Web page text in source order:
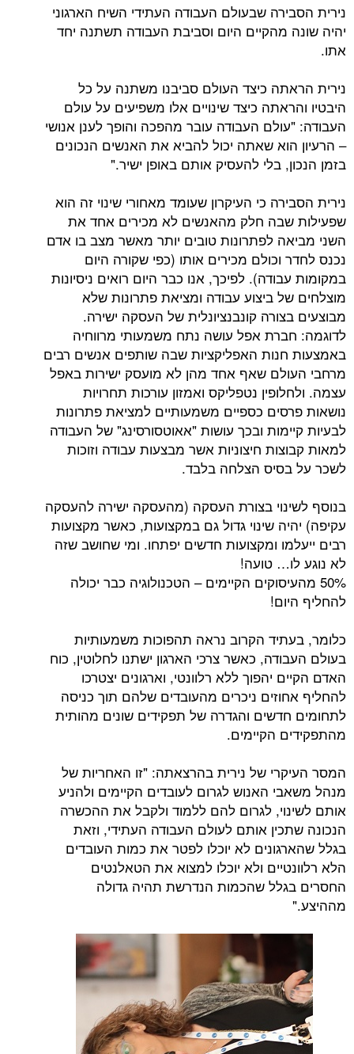
נירית הסבירה שבעולם העבודה העתידי השיח הארגוני
יהיה שונה מהקיים היום וסביבת העבודה תשתנה יחד
אתו.
נירית הראתה כיצד העולם סביבנו משתנה על כל
היבטיו והראתה כיצד שינויים אלו משפיעים על עולם
העבודה: "עולם העבודה עובר מהפכה והופך לענן אנושי
– הרעיון הוא שאתה יכול להביא את האנשים הנכונים
בזמן הנכון, בלי להעסיק אותם באופן ישיר."
נירית הסבירה כי העיקרון שעומד מאחורי שינוי זה הוא
שפעילות שבה חלק מהאנשים לא מכירים אחד את
השני מביאה לפתרונות טובים יותר מאשר מצב בו אדם
נכנס לחדר וכולם מכירים אותו (כפי שקורה היום
במקומות עבודה). לפיכך, אנו כבר היום רואים ניסיונות
מוצלחים של ביצוע עבודה ומציאת פתרונות שלא
מבוצעים בצורה קונבנציונלית של העסקה ישירה.
לדוגמה: חברת אפל עושה נתח משמעותי מרווחיה
באמצעות חנות האפליקציות שבה שותפים אנשים רבים
מרחבי העולם שאף אחד מהן לא מועסק ישירות באפל
עצמה. ולחלופין נטפליקס ואמזון עורכות תחרויות
נושאות פרסים כספיים משמעותיים למציאת פתרונות
לבעיות קיימות ובכך עושות "אאוטסורסינג" של העבודה
למאות קבוצות חיצוניות אשר מבצעות עבודה וזוכות
לשכר על בסיס הצלחה בלבד.
בנוסף לשינוי בצורת העסקה (מהעסקה ישירה להעסקה
עקיפה) יהיה שינוי גדול גם במקצועות, כאשר מקצועות
רבים ייעלמו ומקצועות חדשים יפתחו. ומי שחושב שזה
לא נוגע לו… טועה!
50% מהעיסוקים הקיימים – הטכנולוגיה כבר יכולה
להחליף היום!
כלומר, בעתיד הקרוב נראה תהפוכות משמעותיות
בעולם העבודה, כאשר צרכי הארגון ישתנו לחלוטין, כוח
האדם הקיים יהפוך ללא רלוונטי, וארגונים יצטרכו
להחליף אחוזים ניכרים מהעובדים שלהם תוך כניסה
לתחומים חדשים והגדרה של תפקידים שונים מהותית
מהתפקידים הקיימים.
המסר העיקרי של נירית בהרצאתה: "זו האחריות של
מנהל משאבי האנוש לגרום לעובדים הקיימים ולהניע
אותם לשינוי, לגרום להם ללמוד ולקבל את ההכשרה
הנכונה שתכין אותם לעולם העבודה העתידי, וזאת
בגלל שהארגונים לא יוכלו לפטר את כמות העובדים
הלא רלוונטיים ולא יוכלו למצוא את הטאלנטים
החסרים בגלל שהכמות הנדרשת תהיה גדולה
מההיצע."